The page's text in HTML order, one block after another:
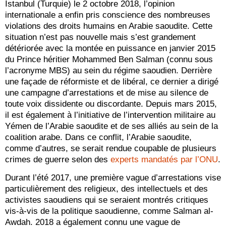
Istanbul (Turquie) le 2 octobre 2018, l’opinion
internationale a enfin pris conscience des nombreuses
violations des droits humains en Arabie saoudite. Cette
situation n’est pas nouvelle mais s’est grandement
détériorée avec la montée en puissance en janvier 2015
du Prince héritier Mohammed Ben Salman (connu sous
l’acronyme MBS) au sein du régime saoudien. Derrière
une façade de réformiste et de libéral, ce dernier a dirigé
une campagne d’arrestations et de mise au silence de
toute voix dissidente ou discordante. Depuis mars 2015,
il est également à l’initiative de l’intervention militaire au
Yémen de l’Arabie saoudite et de ses alliés au sein de la
coalition arabe. Dans ce conflit, l’Arabie saoudite,
comme d’autres, se serait rendue coupable de plusieurs
crimes de guerre selon des experts mandatés par l’ONU.
Durant l’été 2017, une première vague d’arrestations vise
particulièrement des religieux, des intellectuels et des
activistes saoudiens qui se seraient montrés critiques
vis-à-vis de la politique saoudienne, comme Salman al-
Awdah. 2018 a également connu une vague de